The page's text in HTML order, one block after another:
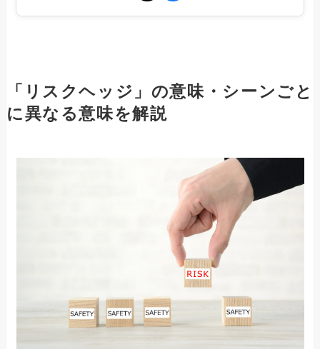
「リスクヘッジ」の意味・シーンごと
に異なる意味を解説